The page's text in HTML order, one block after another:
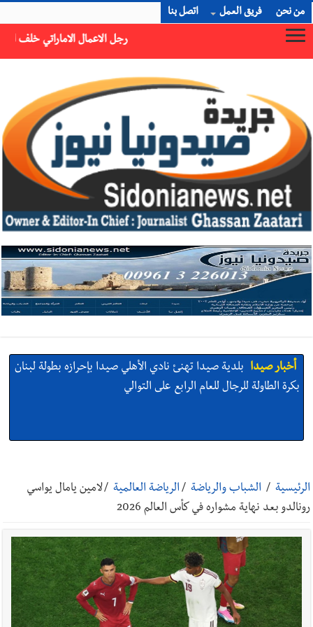
من نحن فريق العمل اتصل بنا
رجل الاعمال الاماراتي خلف الحبتور : 112 شهيداً شُيّعوا في ‫غزة‬ بعد أن بقوا تحت الأنقاض منذ عام 2023: أيُعقل أن يبقى الشعب الفلسطيني يعيش كل هذا الألم؟ وإلى متى تستمر هذه المعاناة التي تمزق القلوب والضمائر؟
أخبار صيدا بلدية صيدا تهنئ نادي الأهلي صيدا بإحرازه بطولة لبنان
بكرة الطاولة للرجال للعام الرابع على التوالي
أخبار صيدا عمر مرجان يتصل برئيس النادي الرياضي مهنئا بإحراز
البطولة
أخبار صيدا مؤسسة مياه لبنان الجنوبي : انخفاض التغذية بالمياه
الرئيسية / الشباب والرياضة / الرياضة العالمية /لامين يامال يواسي
رونالدو بعد نهاية مشواره في كأس العالم 2026